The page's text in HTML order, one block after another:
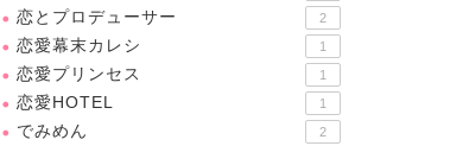
恋とプロデューサー 2
恋愛幕末カレシ 1
恋愛プリンセス 1
恋愛HOTEL 1
でみめん 2